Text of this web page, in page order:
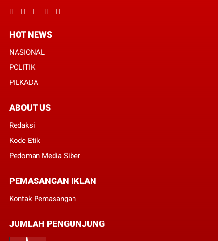
HOT NEWS
NASIONAL
POLITIK
PILKADA
ABOUT US
Redaksi
Kode Etik
Pedoman Media Siber
PEMASANGAN IKLAN
Kontak Pemasangan
JUMLAH PENGUNJUNG